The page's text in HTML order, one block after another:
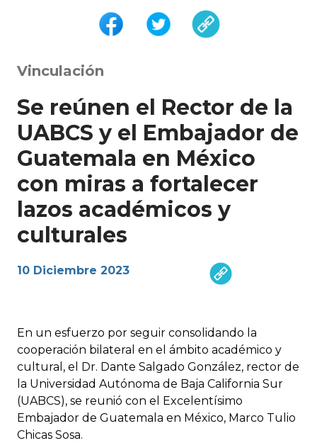
Vinculación
Se reúnen el Rector de la
UABCS y el Embajador de
Guatemala en México
con miras a fortalecer
lazos académicos y
culturales
10 Diciembre 2023
En un esfuerzo por seguir consolidando la
cooperación bilateral en el ámbito académico y
cultural, el Dr. Dante Salgado González, rector de
la Universidad Autónoma de Baja California Sur
(UABCS), se reunió con el Excelentísimo
Embajador de Guatemala en México, Marco Tulio
Chicas Sosa.